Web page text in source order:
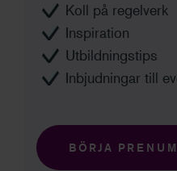
Koll på regelverk
Inspiration
Utbildningstips
Inbjudningar till
BÖRJA